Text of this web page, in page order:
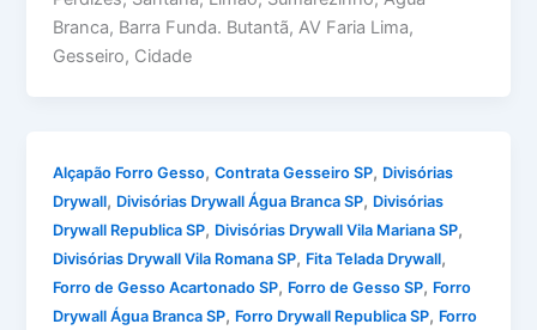
Branca, Barra Funda. Butantã, AV Faria Lima,
Gesseiro, Cidade
Alçapão Forro Gesso,Contrata Gesseiro SP, Divisórias
Drywall, Divisórias Drywall Água Branca SP, Divisórias
Drywall Republica SP, Divisórias Drywall Vila Mariana SP,
Divisórias Drywall Vila Romana SP, Fita Telada Drywall,
Forro de Gesso Acartonado SP, Forro de Gesso SP, Forro
Drywall Água Branca SP, Forro Drywall Republica SP, Forro